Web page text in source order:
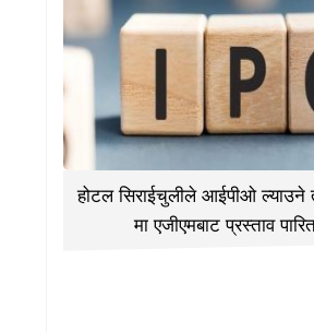
होटल सिराईचुलीले आईपीओ ल्याउने
मा एजीएमबाट प्रस्ताव